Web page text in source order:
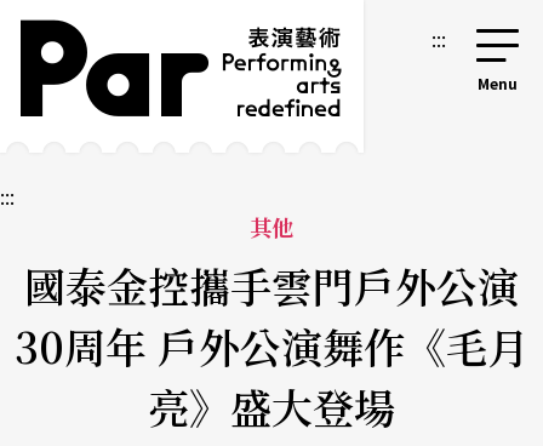
跳到主要內容區塊
網站導覽 :::
:::
其他
國泰金控攜手雲門戶外公演
30周年 戶外公演舞作《毛月
亮》盛大登場